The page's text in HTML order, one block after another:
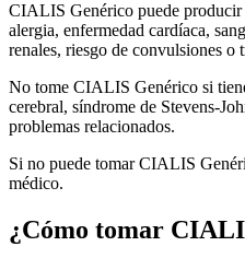
CIALIS Genérico puede producir
alergia, enfermedad cardíaca,
renales, riesgo de convulsiones o
No tome CIALIS Genérico si
cerebral, síndrome de Stevens-
problemas relacionados.
Si no puede tomar CIALIS
médico.
¿Cómo tomar